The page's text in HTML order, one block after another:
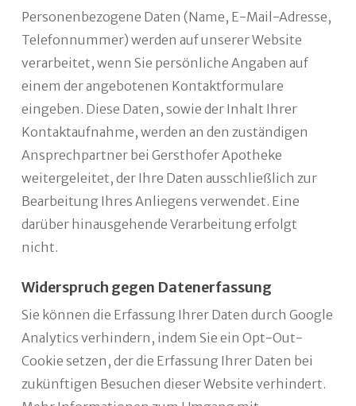
Personenbezogene Daten (Name, E-Mail-Adresse,
Telefonnummer) werden auf unserer Website
verarbeitet, wenn Sie persönliche Angaben auf
einem der angebotenen Kontaktformulare
eingeben. Diese Daten, sowie der Inhalt Ihrer
Kontaktaufnahme, werden an den zuständigen
Ansprechpartner bei Gersthofer Apotheke
weitergeleitet, der Ihre Daten ausschließlich zur
Bearbeitung Ihres Anliegens verwendet. Eine
darüber hinausgehende Verarbeitung erfolgt
nicht.
Widerspruch gegen Datenerfassung
Sie können die Erfassung Ihrer Daten durch Google
Analytics verhindern, indem Sie ein Opt-Out-
Cookie setzen, der die Erfassung Ihrer Daten bei
zukünftigen Besuchen dieser Website verhindert.